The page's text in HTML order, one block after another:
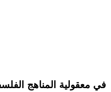
في معقولية المناهج